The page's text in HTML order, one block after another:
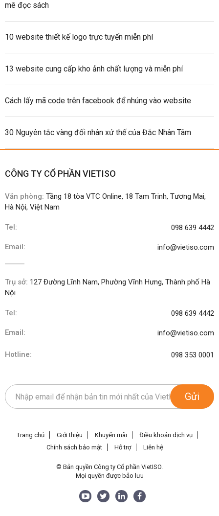
mê đọc sách
10 website thiết kế logo trực tuyến miễn phí
13 website cung cấp kho ảnh chất lượng và miễn phí
Cách lấy mã code trên facebook để nhúng vào website
30 Nguyên tắc vàng đối nhân xử thế của Đắc Nhân Tâm
CÔNG TY CỔ PHẦN VIETISO
Văn phòng: Tầng 18 tòa VTC Online, 18 Tam Trinh, Tương Mai,
Hà Nội, Việt Nam
Tel: 098 639 4442
Email: info@vietiso.com
Trụ sở: 127 Đường Lĩnh Nam, Phường Vĩnh Hưng, Thành phố Hà
Nội
Tel: 098 639 4442
Email: info@vietiso.com
Hotline: 098 353 0001
Gửi
Trang chủ Giới thiệu Khuyến mãi
Điều khoản dịch vụ
Chính sách bảo mật
Hỗ trợ Liên hệ
© Bản quyền Công ty Cổ phần VietISO.
Mọi quyền được bảo lưu